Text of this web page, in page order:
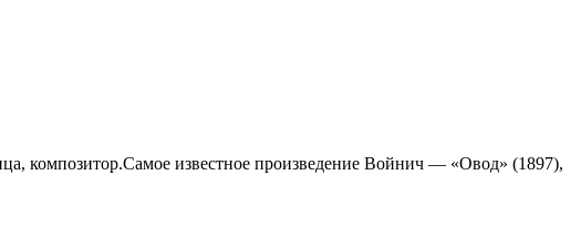
композитор.Самое известное произведение Войнич — «Овод» (1897),